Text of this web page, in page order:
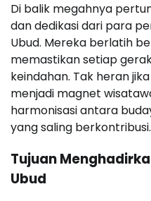
Di balik megahnya
dan dedikasi dari para
Ubud. Mereka berlatih
memastikan setiap
keindahan. Tak heran
menjadi magnet
harmonisasi antara
yang saling berkontribusi.
Tujuan
Ubud